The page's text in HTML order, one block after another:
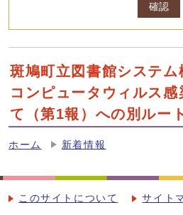
確認
斑鳩町立図書館システム
コンピュータウィルス
て（第1報）への別ルート
ホーム 新着情報
このサイトについて サイト